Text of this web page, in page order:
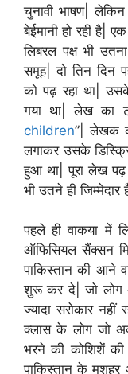
चुनावी भाषण|
बेईमानी हो रही है|
लिबरल पक्ष भी
समूह| दो तिन दिन
को पढ़ रहा था|
गया था| लेख का
children”| लेखक
लगाकर उसके
हुआ था| पूरा लेख पढ़
भी उतने ही जिम्मेदार
पहले ही वाकया में
ऑफिसियल सैंक्सन
पाकिस्तान की आने
शुरू कर दे| जो लोग
ज्यादा सरोकार
क्लास के लोग जो
भरने की कोशिशें
पाकिस्तान के मशहूर